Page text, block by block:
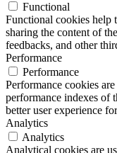
Functional
Functional cookies help
sharing the content of
feedbacks, and other
Performance
Performance
Performance cookies
performance indexes of
better user experience
Analytics
Analytics
Analytical cookies are